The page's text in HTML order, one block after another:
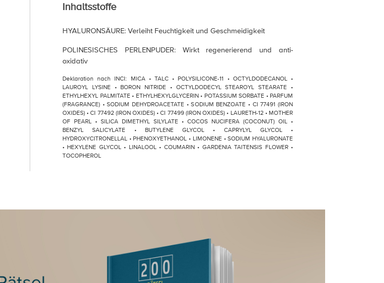
Inhaltsstoffe
HYALURONSÄURE: Verleiht Feuchtigkeit und Geschmeidigkeit
POLINESISCHES PERLENPUDER: Wirkt regenerierend und anti-
oxidativ
Deklaration nach INCI: MICA • TALC • POLYSILICONE-11 • OCTYLDODECANOL •
LAUROYL LYSINE • BORON NITRIDE • OCTYLDODECYL STEAROYL STEARATE •
ETHYLHEXYL PALMITATE • ETHYLHEXYLGLYCERIN • POTASSIUM SORBATE • PARFUM
(FRAGRANCE) • SODIUM DEHYDROACETATE • SODIUM BENZOATE • CI 77491 (IRON
OXIDES) • CI 77492 (IRON OXIDES) • CI 77499 (IRON OXIDES) • LAURETH-12 • MOTHER
OF PEARL • SILICA DIMETHYL SILYLATE • COCOS NUCIFERA (COCONUT) OIL •
BENZYL SALICYLATE • BUTYLENE GLYCOL • CAPRYLYL GLYCOL •
HYDROXYCITRONELLAL • PHENOXYETHANOL • LIMONENE • SODIUM HYALURONATE
• HEXYLENE GLYCOL • LINALOOL • COUMARIN • GARDENIA TAITENSIS FLOWER •
TOCOPHEROL